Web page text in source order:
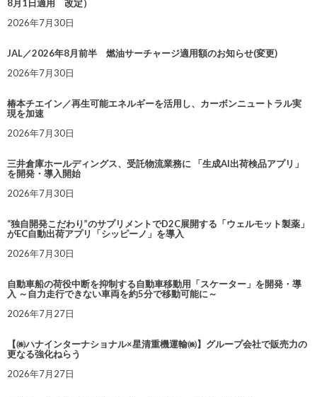
8月1日適用 改定）
2026年7月30日
JAL／2026年8月前半 燃油サーチャージ適用額のお知らせ(変更)
2026年7月30日
椿本チエイン／再生可能エネルギーを活用し、カーボンニュートラル実
現を加速
2026年7月30日
三井倉庫ホールディングス、受託物流業務に 「生成AI出荷検品アプリ」
を開発・導入開始
2026年7月30日
“独自開発こだわり”のサプリメントでD2C展開する「ウェルモット製薬」
がEC自動出荷アプリ「シッピーノ」を導入
2026年7月30日
自動車船の荷役中断を抑制する自動車移動用「スケーター」を開発・導
入 ～自力走行できない車両を約5分で移動可能に～
2026年7月27日
【㈱ハナインターナショナル×星清重機運輸㈱】グループ会社で販売力の
更なる強化ねらう
2026年7月27日